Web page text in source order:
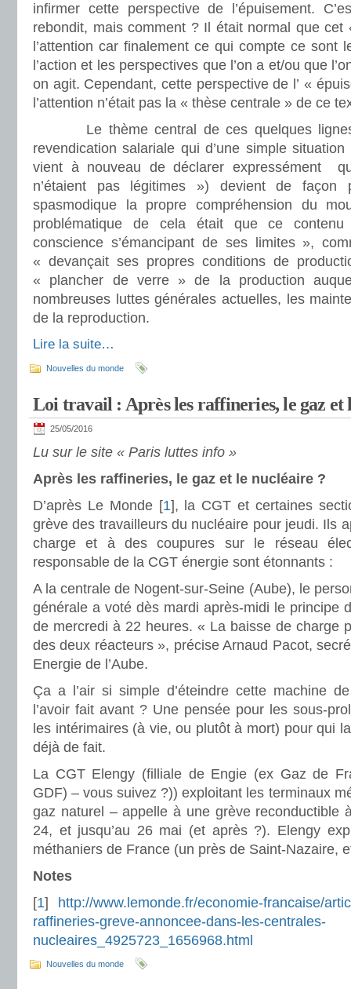
infirmer cette perspective de l’épuisement.
rebondit, mais comment ? Il était normal que cet
l’attention car finalement ce qui compte ce sont
l’action et les perspectives que l’on a et/ou que
on agit. Cependant, cette perspective de l’ «
l’attention n’était pas la « thèse centrale » de ce
Le thème central de ces quelques lignes
revendication salariale qui d’une simple
vient à nouveau de déclarer expressément
n’étaient pas légitimes ») devient de façon
spasmodique la propre compréhension du
problématique de cela était que ce
conscience s’émancipant de ses limites »,
« devançait ses propres conditions de
« plancher de verre » de la production
nombreuses luttes générales actuelles, les
de la reproduction.
Lire la suite…
Nouvelles du monde
Loi travail : Après les raffineries, le gaz et
25/05/2016
Lu sur le site « Paris luttes info »
Après les raffineries, le gaz et le nucléaire ?
D’après Le Monde [1], la CGT et certaines
grève des travailleurs du nucléaire pour jeudi. Ils
charge et à des coupures sur le réseau
responsable de la CGT énergie sont étonnants :
A la centrale de Nogent-sur-Seine (Aube), le
générale a voté dès mardi après-midi le principe
de mercredi à 22 heures. « La baisse de charge
des deux réacteurs », précise Arnaud Pacot,
Energie de l’Aube.
Ça a l’air si simple d’éteindre cette machine
l’avoir fait avant ? Une pensée pour les sous-
les intérimaires (à vie, ou plutôt à mort) pour qui
déjà de fait.
La CGT Elengy (filliale de Engie (ex Gaz de
GDF) – vous suivez ?)) exploitant les terminaux
gaz naturel – appelle à une grève reconductible
24, et jusqu’au 26 mai (et après ?). Elengy
méthaniers de France (un près de Saint-Nazaire,
Notes
[1] http://www.lemonde.fr/economie-francaise/
raffineries-greve-annoncee-dans-les-centrales-
nucleaires_4925723_1656968.html
Nouvelles du monde